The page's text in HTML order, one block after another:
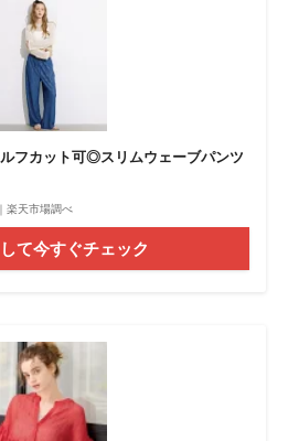
フカット可◎スリムウェーブパンツ
楽天市場調べ
て今すぐチェック